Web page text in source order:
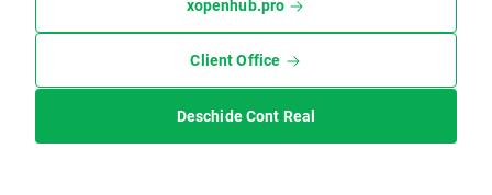
xopenhub.pro
Client Office
Deschide Cont Real